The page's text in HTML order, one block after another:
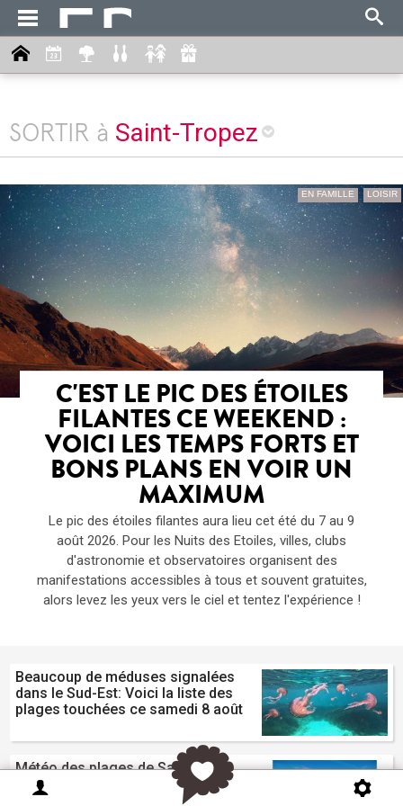
SORTIR à Saint-Tropez
EN FAMILLE LOISIR
C'EST LE PIC DES ÉTOILES
FILANTES CE WEEKEND :
VOICI LES TEMPS FORTS ET
BONS PLANS EN VOIR UN
MAXIMUM
Le pic des étoiles filantes aura lieu cet été du 7 au 9
août 2026. Pour les Nuits des Etoiles, villes, clubs
d'astronomie et observatoires organisent des
manifestations accessibles à tous et souvent gratuites,
alors levez les yeux vers le ciel et tentez l'expérience !
Beaucoup de méduses signalées
dans le Sud-Est: Voici la liste des
plages touchées ce samedi 8 août
Météo des plages de Sanary sur
Mer pour l'été 2026: Drapeau,
méduses, température de l'eau